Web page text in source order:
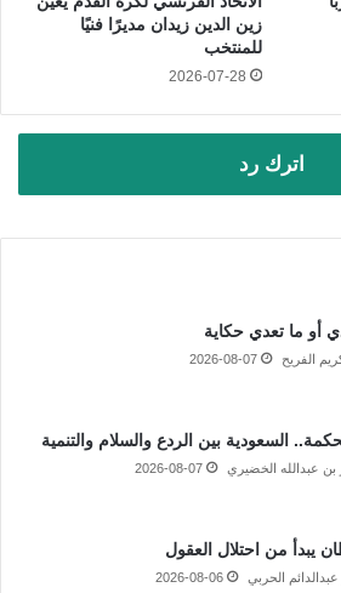
زين الدين زيدان مديرًا فنيًا
للمنتخب
2026-07-28
اترك رد
أو ما تعدي حكاية
الفريح 2026-08-07
السعودية بين الردع والسلام والتنمية
بن عبدالله الخضيري 2026-08-07
يبدأ من احتلال العقول
الحربي 2026-08-06